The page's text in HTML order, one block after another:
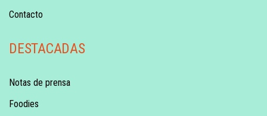
Contacto
DESTACADAS
Notas de prensa
Foodies